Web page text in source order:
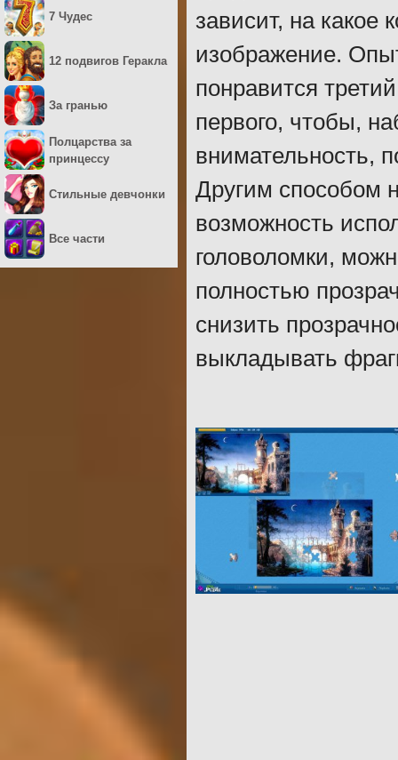
зависит, на какое
изображение.
понравится
первого, чтобы,
внимательность,
Другим способом
возможность
головоломки,
полностью
снизить
выкладывать
7 Чудес
12 подвигов Геракла
За гранью
Полцарства за
принцессу
Стильные девчонки
Все части